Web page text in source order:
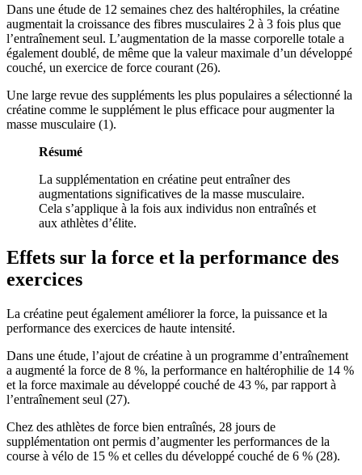
Dans une étude de 12 semaines chez des haltérophiles, la créatine
augmentait la croissance des fibres musculaires 2 à 3 fois plus que
l’entraînement seul. L’augmentation de la masse corporelle totale a
également doublé, de même que la valeur maximale d’un développé
couché, un exercice de force courant (26).
Une large revue des suppléments les plus populaires a sélectionné la
créatine comme le supplément le plus efficace pour augmenter la
masse musculaire (1).
Résumé
La supplémentation en créatine peut entraîner des
augmentations significatives de la masse musculaire.
Cela s’applique à la fois aux individus non entraînés et
aux athlètes d’élite.
Effets sur la force et la performance des
exercices
La créatine peut également améliorer la force, la puissance et la
performance des exercices de haute intensité.
Dans une étude, l’ajout de créatine à un programme d’entraînement
a augmenté la force de 8 %, la performance en haltérophilie de 14 %
et la force maximale au développé couché de 43 %, par rapport à
l’entraînement seul (27).
Chez des athlètes de force bien entraînés, 28 jours de
supplémentation ont permis d’augmenter les performances de la
course à vélo de 15 % et celles du développé couché de 6 % (28).